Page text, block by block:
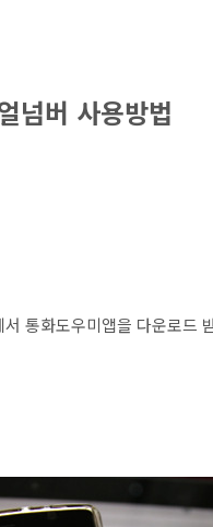
넘버 사용방법
통화도우미앱을 다운로드